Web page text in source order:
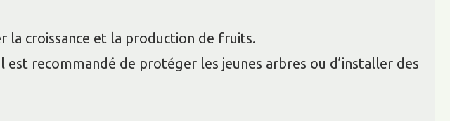
la croissance et la production de fruits.
est recommandé de protéger les jeunes arbres ou d’installer des